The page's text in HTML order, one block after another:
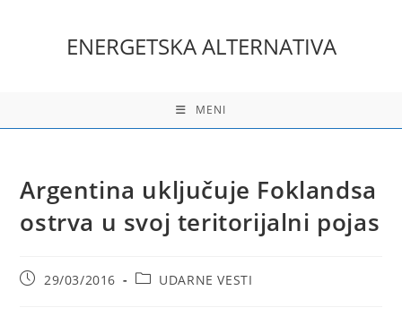
ENERGETSKA ALTERNATIVA
MENI
Argentina uključuje Foklandsa
ostrva u svoj teritorijalni pojas
Post29/03/2016
PostUDARNE VESTI